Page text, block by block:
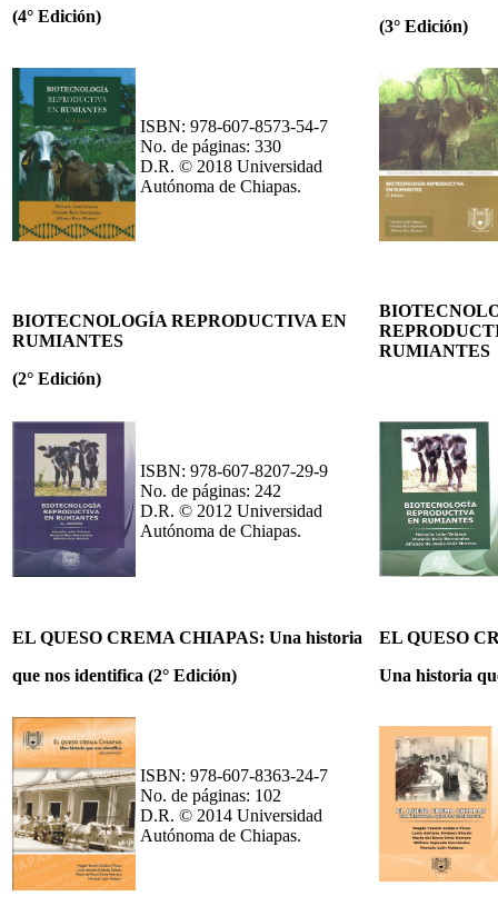
(4° Edición)
(3° Edición)
ISBN: 978-607-8573-54-7
No. de páginas: 330
D.R. © 2018 Universidad
Autónoma de Chiapas.
BIOTECNOLOGÍA REPRODUCTIVA EN
RUMIANTES
(2° Edición)
RUMIANTES
ISBN: 978-607-8207-29-9
No. de páginas: 242
D.R. © 2012 Universidad
Autónoma de Chiapas.
EL QUESO CREMA CHIAPAS: Una historia
que nos identifica (2° Edición)
EL QUESO
Una historia
ISBN: 978-607-8363-24-7
No. de páginas: 102
D.R. © 2014 Universidad
Autónoma de Chiapas.